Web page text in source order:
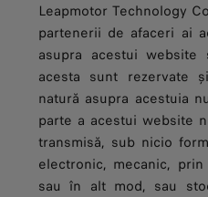
Leapmotor Technology
partenerii de afaceri ai
asupra acestui
acesta sunt rezervate
natură asupra acestuia
parte a acestui website
transmisă, sub nicio
electronic, mecanic,
sau în alt mod, sau